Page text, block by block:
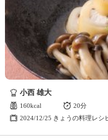
小西 雄大
160kcal
20分
2024/12/25 きょうの料理レシ